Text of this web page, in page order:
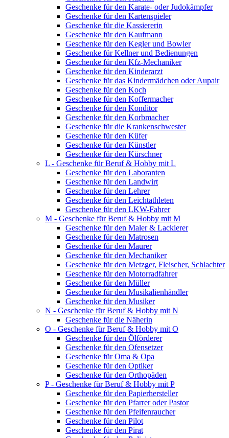
Geschenke für den Karate- oder Judokämpfer
Geschenke für den Kartenspieler
Geschenke für die Kassiererin
Geschenke für den Kaufmann
Geschenke für den Kegler und Bowler
Geschenke für Kellner und Bedienungen
Geschenke für den Kfz-Mechaniker
Geschenke für den Kinderarzt
Geschenke für das Kindermädchen oder Aupair
Geschenke für den Koch
Geschenke für den Koffermacher
Geschenke für den Konditor
Geschenke für den Korbmacher
Geschenke für die Krankenschwester
Geschenke für den Küfer
Geschenke für den Künstler
Geschenke für den Kürschner
L - Geschenke für Beruf & Hobby mit L
Geschenke für den Laboranten
Geschenke für den Landwirt
Geschenke für den Lehrer
Geschenke für den Leichtathleten
Geschenke für den LKW-Fahrer
M - Geschenke für Beruf & Hobby mit M
Geschenke für den Maler & Lackierer
Geschenke für den Matrosen
Geschenke für den Maurer
Geschenke für den Mechaniker
Geschenke für den Metzger, Fleischer, Schlachter
Geschenke für den Motorradfahrer
Geschenke für den Müller
Geschenke für den Musikalienhändler
Geschenke für den Musiker
N - Geschenke für Beruf & Hobby mit N
Geschenke für die Näherin
O - Geschenke für Beruf & Hobby mit O
Geschenke für den Ölförderer
Geschenke für den Ofensetzer
Geschenke für Oma & Opa
Geschenke für den Optiker
Geschenke für den Orthopäden
P - Geschenke für Beruf & Hobby mit P
Geschenke für den Papierhersteller
Geschenke für den Pfarrer oder Pastor
Geschenke für den Pfeifenraucher
Geschenke für den Pilot
Geschenke für den Pirat